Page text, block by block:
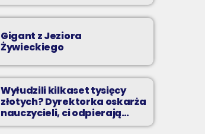
Gigant z Jeziora
Żywieckiego
Wyłudzili kilkaset tysięcy
złotych? Dyrektorka oskarża
nauczycieli, ci odpierają
zarzuty